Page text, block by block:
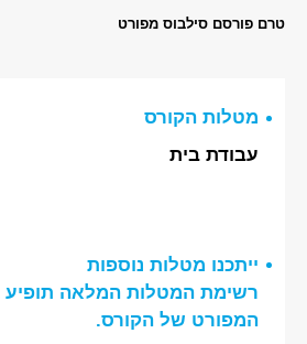
טרם פורסם סילבוס מפורט
מטלות הקורס
עבודת בית
ייתכנו מטלות נוספות
רשימת המטלות המלאה תופיע
המפורט של הקורס.